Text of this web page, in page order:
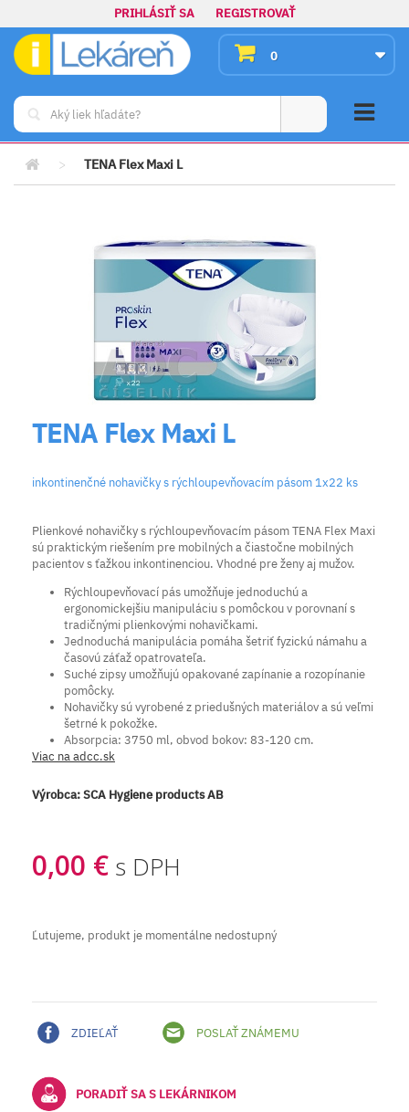
PRIHLÁSIŤ SA REGISTROVAŤ
0
> TENA Flex Maxi L
TENA Flex Maxi L
inkontinenčné nohavičky s rýchloupevňovacím pásom 1x22 ks
Plienkové nohavičky s rýchloupevňovacím pásom TENA Flex Maxi
sú praktickým riešením pre mobilných a čiastočne mobilných
pacientov s ťažkou inkontinenciou. Vhodné pre ženy aj mužov.
Rýchloupevňovací pás umožňuje jednoduchú a
ergonomickejšiu manipuláciu s pomôckou v porovnaní s
tradičnými plienkovými nohavičkami.
Jednoduchá manipulácia pomáha šetriť fyzickú námahu a
časovú záťaž opatrovateľa.
Suché zipsy umožňujú opakované zapínanie a rozopínanie
pomôcky.
Nohavičky sú vyrobené z priedušných materiálov a sú veľmi
šetrné k pokožke.
Absorpcia: 3750 ml, obvod bokov: 83-120 cm.
Viac na adcc.sk
Výrobca:SCA Hygiene products AB
0,00 € s DPH
Ľutujeme, produkt je momentálne nedostupný
ZDIEĽAŤ POSLAŤ ZNÁMEMU
PORADIŤ SA S LEKÁRNIKOM